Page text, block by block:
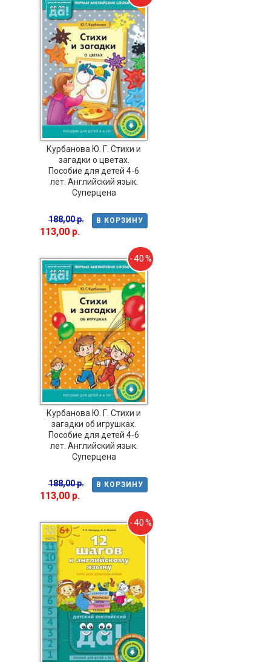
Курбанова Ю. Г. Стихи и
загадки о цветах.
Пособие для детей 4-6
лет. Английский язык.
Суперцена
В КОРЗИНУ
188,00 р.
113,00 р.
-40%
Курбанова Ю. Г. Стихи и
загадки об игрушках.
Пособие для детей 4-6
лет. Английский язык.
Суперцена
В КОРЗИНУ
188,00 р.
113,00 р.
-40%